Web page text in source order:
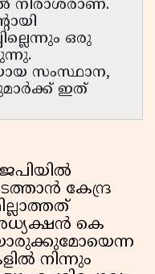
നിരാശരാണ്.
ഒരു
സംസ്ഥാന,
ഇത്‌
കേന്ദ്ര
കെ
നിന്നും